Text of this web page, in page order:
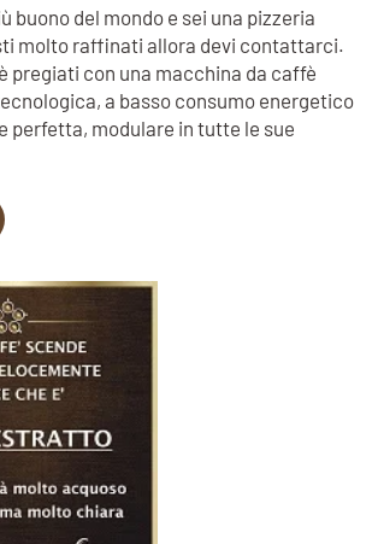
buono del mondo e sei una pizzeria
molto raffinati allora devi contattarci.
pregiati con una macchina da caffè
a basso consumo energetico
perfetta, modulare in tutte le sue